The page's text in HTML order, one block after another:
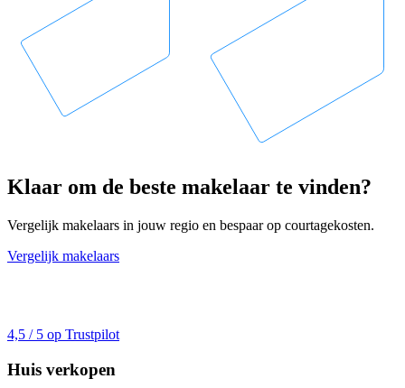
Klaar om de beste makelaar te vinden?
Vergelijk makelaars in jouw regio en bespaar op courtagekosten.
Vergelijk makelaars
4,5 / 5 op Trustpilot
Huis verkopen